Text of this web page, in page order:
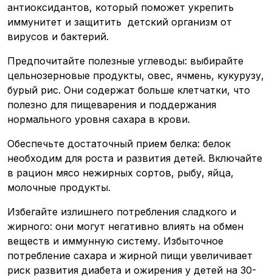
антиоксидантов, который поможет укрепить
иммунитет и защитить детский организм от
вирусов и бактерий.
Предпочитайте полезные углеводы: выбирайте
цельнозерновые продукты, овес, ячмень, кукурузу,
бурый рис. Они содержат больше клетчатки, что
полезно для пищеварения и поддержания
нормального уровня сахара в крови.
Обеспечьте достаточный прием белка: белок
необходим для роста и развития детей. Включайте
в рацион мясо нежирных сортов, рыбу, яйца,
молочные продукты.
Избегайте излишнего потребления сладкого и
жирного: они могут негативно влиять на обмен
веществ и иммунную систему. Избыточное
потребление сахара и жирной пищи увеличивает
риск развития диабета и ожирения у детей на 30-